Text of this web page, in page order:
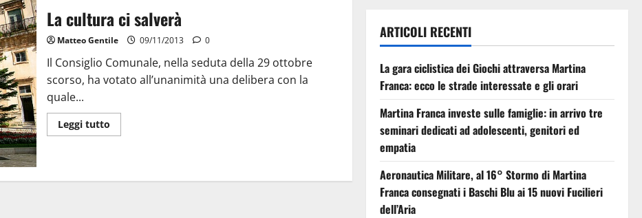
La cultura ci salverà
Matteo Gentile 09/11/2013 0
Il Consiglio Comunale, nella seduta della 29 ottobre
scorso, ha votato all’unanimità una delibera con la
quale...
Leggi tutto
ARTICOLI RECENTI
La gara ciclistica dei Giochi attraversa Martina
Franca: ecco le strade interessate e gli orari
Martina Franca investe sulle famiglie: in arrivo tre
seminari dedicati ad adolescenti, genitori ed
empatia
Aeronautica Militare, al 16° Stormo di Martina
Franca consegnati i Baschi Blu ai 15 nuovi Fucilieri
dell’Aria